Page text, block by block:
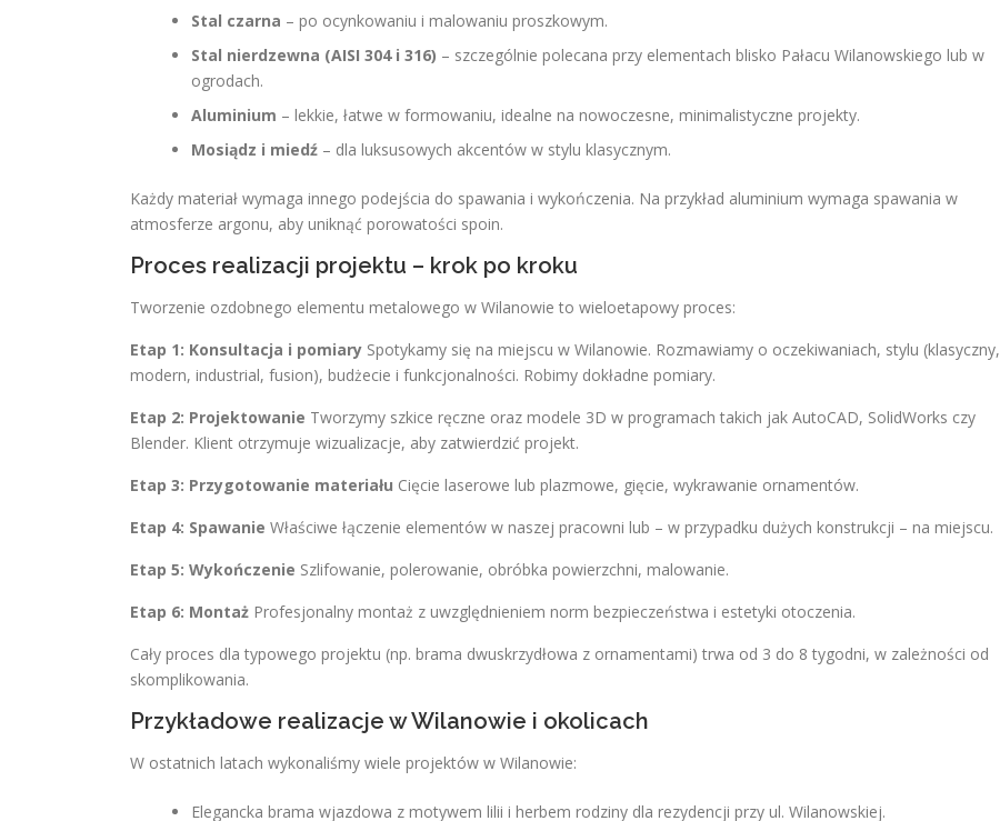
Stal czarna – po ocynkowaniu i malowaniu proszkowym.
Stal nierdzewna (AISI 304 i 316) – szczególnie polecana przy elementach blisko Pałacu Wilanowskiego lub w
ogrodach.
Aluminium – lekkie, łatwe w formowaniu, idealne na nowoczesne, minimalistyczne projekty.
Mosiądz i miedź – dla luksusowych akcentów w stylu klasycznym.
Każdy materiał wymaga innego podejścia do spawania i wykończenia. Na przykład aluminium wymaga spawania w
atmosferze argonu, aby uniknąć porowatości spoin.
Proces realizacji projektu – krok po kroku
Tworzenie ozdobnego elementu metalowego w Wilanowie to wieloetapowy proces:
Etap 1: Konsultacja i pomiary Spotykamy się na miejscu w Wilanowie. Rozmawiamy o oczekiwaniach, stylu (klasyczny,
modern, industrial, fusion), budżecie i funkcjonalności. Robimy dokładne pomiary.
Etap 2: Projektowanie Tworzymy szkice ręczne oraz modele 3D w programach takich jak AutoCAD, SolidWorks czy
Blender. Klient otrzymuje wizualizacje, aby zatwierdzić projekt.
Etap 3: Przygotowanie materiału Cięcie laserowe lub plazmowe, gięcie, wykrawanie ornamentów.
Etap 4: Spawanie Właściwe łączenie elementów w naszej pracowni lub – w przypadku dużych konstrukcji – na miejscu.
Etap 5: Wykończenie Szlifowanie, polerowanie, obróbka powierzchni, malowanie.
Etap 6: Montaż Profesjonalny montaż z uwzględnieniem norm bezpieczeństwa i estetyki otoczenia.
Cały proces dla typowego projektu (np. brama dwuskrzydłowa z ornamentami) trwa od 3 do 8 tygodni, w zależności od
skomplikowania.
Przykładowe realizacje w Wilanowie i okolicach
W ostatnich latach wykonaliśmy wiele projektów w Wilanowie:
Elegancka brama wjazdowa z motywem lilii i herbem rodziny dla rezydencji przy ul. Wilanowskiej.